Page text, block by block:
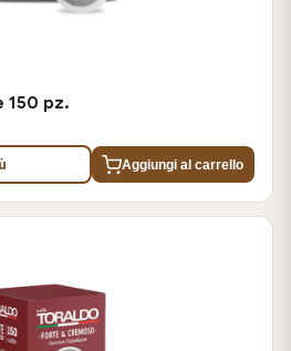
150 pz.
Aggiungi al carrello